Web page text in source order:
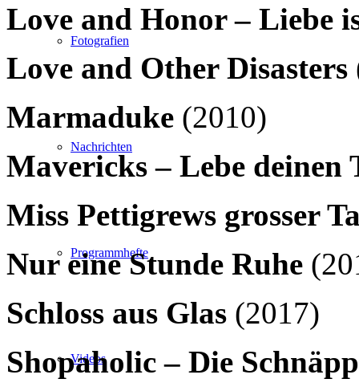
Fotografien
Nachrichten
Programmhefte
Videos
Love and Honor – Liebe
Love and Other Disasters
Marmaduke (2010)
Mavericks – Lebe deinen
Miss Pettigrews grosser
Nur eine Stunde Ruhe
Schloss aus Glas (2017)
Shopaholic – Die